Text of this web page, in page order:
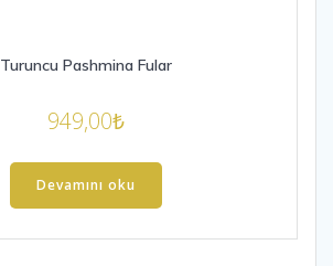
Turuncu Pashmina Fular
949,00₺
Devamını oku